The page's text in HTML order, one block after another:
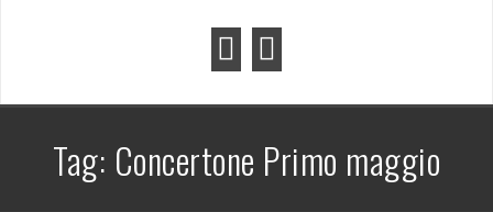
Tag: Concertone Primo maggio